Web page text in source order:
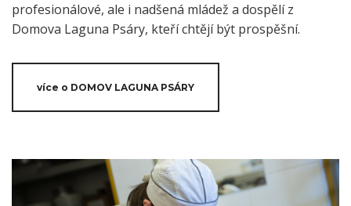
profesionálové, ale i nadšená mládež a dospělí z
Domova Laguna Psáry, kteří chtějí být prospěšní.
více o DOMOV LAGUNA PSÁRY